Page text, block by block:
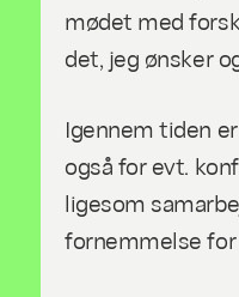
mødet med
det, jeg ønsker
Igennem tiden
også for evt.
ligesom
fornemmelse